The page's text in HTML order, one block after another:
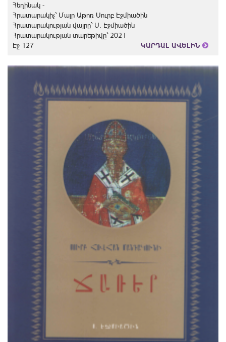
Հեղինակ -
Հրատարակիչ` Մայր Աթոռ Սուրբ Էջմիածին
Հրատարակության վայրը` Ս. Էջմիածին
Հրատարակության տարեթիվը` 2021
Էջ 127
ԿԱՐԴԱԼ ԱՎԵԼԻՆ